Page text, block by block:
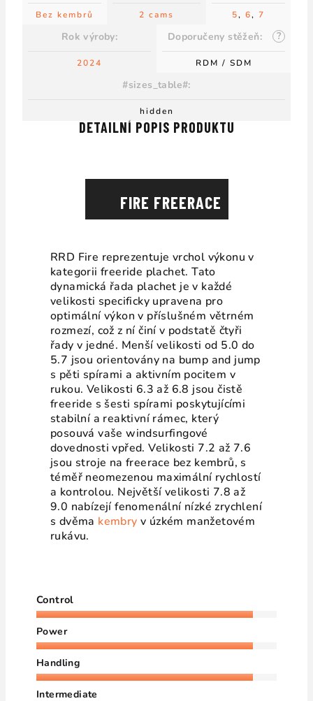
DETAILNÍ POPIS PRODUKTU
FIRE FREERACE
RRD Fire reprezentuje vrchol výkonu v
kategorii freeride plachet. Tato
dynamická řada plachet je v každé
velikosti specificky upravena pro
optimální výkon v příslušném větrném
rozmezí, což z ní činí v podstatě čtyři
řady v jedné. Menší velikosti od 5.0 do
5.7 jsou orientovány na bump and jump
s pěti spírami a aktivním pocitem v
rukou. Velikosti 6.3 až 6.8 jsou čistě
freeride s šesti spírami poskytujícími
stabilní a reaktivní rámec, který
posouvá vaše windsurfingové
dovednosti vpřed. Velikosti 7.2 až 7.6
jsou stroje na freerace bez kembrů, s
téměř neomezenou maximální rychlostí
a kontrolou. Největší velikosti 7.8 až
9.0 nabízejí fenomenální nízké zrychlení
s dvěma kembry v úzkém manžetovém
rukávu.
Control
Power
Handling
Intermediate
Bez kembrů 2 cams 5, 6, 7
Rok výroby:
2024
?
Doporučeny stěžeň:
RDM / SDM
#sizes_table#:
hidden